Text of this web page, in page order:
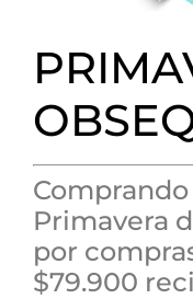
Primavera
por
$79.900